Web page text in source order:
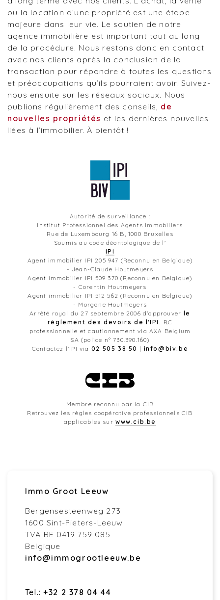
ou la location d’une propriété est une étape
majeure dans leur vie. Le soutien de notre
agence immobilière est important tout au long
de la procédure. Nous restons donc en contact
avec nos clients après la conclusion de la
transaction pour répondre à toutes les questions
et préoccupations qu’ils pourraient avoir. Suivez-
nous ensuite sur les réseaux sociaux. Nous
publions régulièrement des conseils, de
nouvelles propriétés et les dernières nouvelles
liées à l’immobilier. À bientôt !
Autorité de surveillance :
Institut Professionnel des Agents Immobiliers
Rue de Luxembourg 16 B, 1000 Bruxelles
Soumis au code déontologique de l'
IPI
Agent immobilier IPI 205 947 (Reconnu en Belgique)
- Jean-Claude Houtmeyers
Agent immobilier IPI 509 370 (Reconnu en Belgique)
- Corentin Houtmeyers
Agent immobilier IPI 512 562 (Reconnu en Belgique)
- Morgane Houtmeyers
Arrêté royal du 27 septembre 2006 d'approuver le
règlement des devoirs de l'IPI. RC
professionnelle et cautionnement via AXA Belgium
SA (police n° 730.390.160)
Contactez l'IPI via 02 505 38 50 | info@biv.be
Membre reconnu par la CIB
Retrouvez les règles coopérative professionnels CIB
applicables surwww.cib.be
Immo Groot Leeuw
Bergensesteenweg 273
1600 Sint-Pieters-Leeuw
TVA BE 0419 759 085
Belgique
info@immogrootleeuw.be
Tel.: +32 2 378 04 44